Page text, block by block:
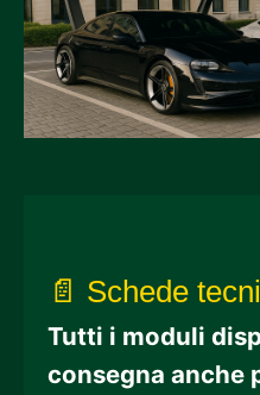
📄 Schede
Tutti i moduli
consegna anche